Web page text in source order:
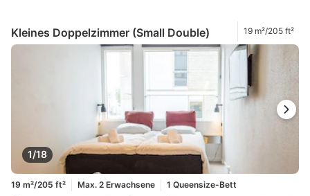
Kleines Doppelzimmer (Small Double) 19 m²/205 ft²
1/18
19 m²/205 ft² Max. 2 Erwachsene
1 Queensize-Bett